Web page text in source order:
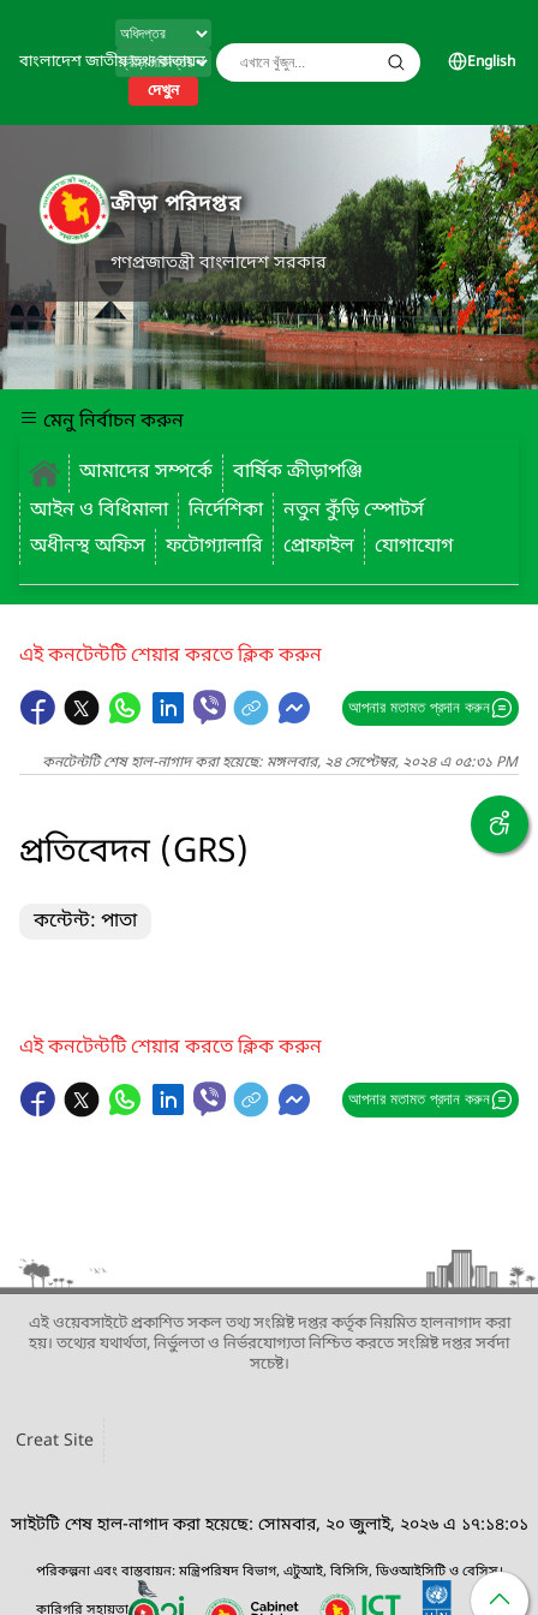
বাংলাদেশ জাতীয় তথ্য বাতায়ন
দেখুন
English
ক্রীড়া পরিদপ্তর
গণপ্রজাতন্ত্রী বাংলাদেশ সরকার
মেনু নির্বাচন করুন
আমাদের সম্পর্কে
বার্ষিক ক্রীড়াপঞ্জি
আইন ও বিধিমালা
নির্দেশিকা
নতুন কুঁড়ি স্পোটর্স
অধীনস্থ অফিস
ফটোগ্যালারি প্রোফাইল যোগাযোগ
এই কনটেন্টটি শেয়ার করতে ক্লিক করুন
আপনার মতামত প্রদান করুন
কনটেন্টটি শেষ হাল-নাগাদ করা হয়েছে: মঙ্গলবার, ২৪ সেপ্টেম্বর, ২০২৪ এ ০৫:৩১ PM
প্রতিবেদন (GRS)
কন্টেন্ট: পাতা
এই কনটেন্টটি শেয়ার করতে ক্লিক করুন
আপনার মতামত প্রদান করুন
এই ওয়েবসাইটে প্রকাশিত সকল তথ্য সংশ্লিষ্ট দপ্তর কর্তৃক নিয়মিত হালনাগাদ করা
হয়। তথ্যের যথার্থতা, নির্ভুলতা ও নির্ভরযোগ্যতা নিশ্চিত করতে সংশ্লিষ্ট দপ্তর সর্বদা
সচেষ্ট।
Creat Site
সাইটটি শেষ হাল-নাগাদ করা হয়েছে: সোমবার, ২০ জুলাই, ২০২৬ এ ১৭:১৪:০১
পরিকল্পনা এবং বাস্তবায়ন: মন্ত্রিপরিষদ বিভাগ, এটুআই, বিসিসি, ডিওআইসিটি ও বেসিস।
কারিগরি সহায়তা